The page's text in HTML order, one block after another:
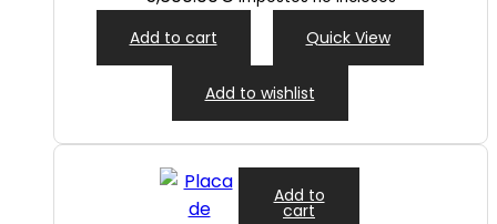
Add to cart Quick View
Add to wishlist
Add to
cart